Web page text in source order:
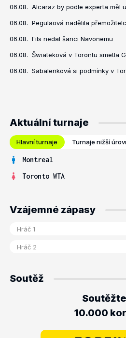
06.08. Alcaraz by podle experta měl
06.08. Pegulaová nadělila
06.08. Fils nedal šanci Navonemu
06.08. Šwiateková v Torontu smetla
06.08. Sabalenková si podmínky v
Aktuální turnaje
Hlavní turnaje Turnaje nižší
Montreal
Toronto WTA
Vzájemné zápasy
Soutěž
10.000